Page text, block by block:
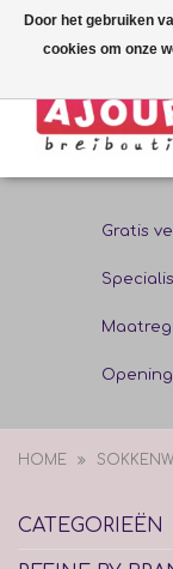
Gratis
HOME
CATEGORIEËN
Door het gebruiken
cookies om onze